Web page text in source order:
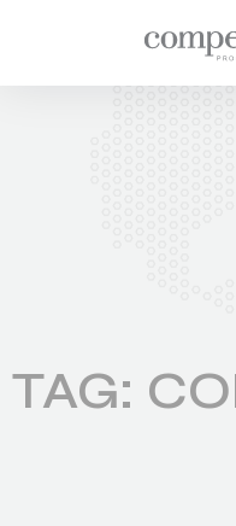
TAG: